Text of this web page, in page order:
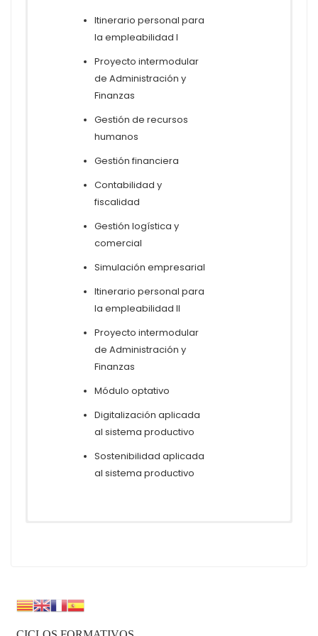
Itinerario personal para
la empleabilidad I
Proyecto intermodular
de Administración y
Finanzas
Gestión de recursos
humanos
Gestión financiera
Contabilidad y
fiscalidad
Gestión logística y
comercial
Simulación empresarial
Itinerario personal para
la empleabilidad II
Proyecto intermodular
de Administración y
Finanzas
Módulo optativo
Digitalización aplicada
al sistema productivo
Sostenibilidad aplicada
al sistema productivo